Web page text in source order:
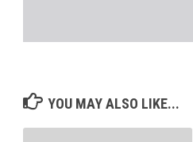
YOU MAY ALSO LIKE...